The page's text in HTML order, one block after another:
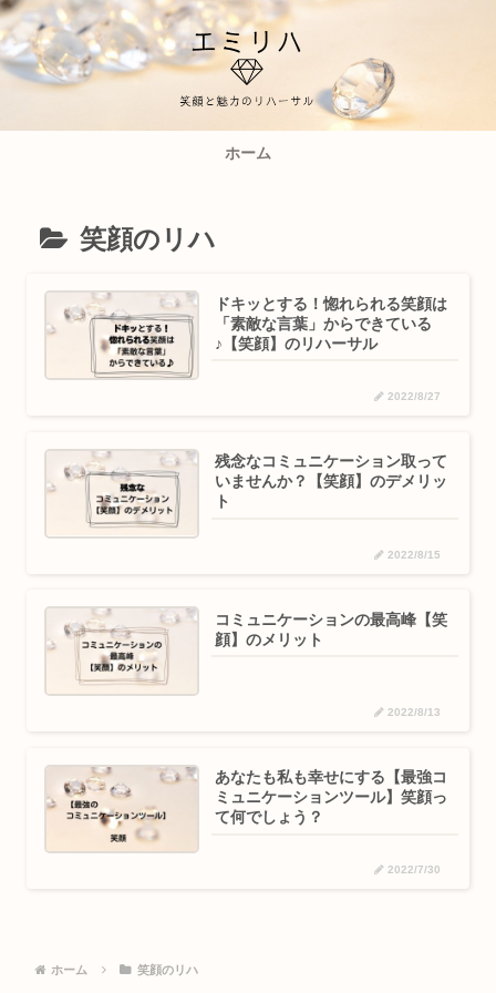
ホーム
笑顔のリハ
ドキッとする！惚れられる笑顔は
「素敵な言葉」からできている
♪【笑顔】のリハーサル
2022/8/27
残念なコミュニケーション取って
いませんか？【笑顔】のデメリッ
ト
2022/8/15
コミュニケーションの最高峰【笑
顔】のメリット
2022/8/13
あなたも私も幸せにする【最強コ
ミュニケーションツール】笑顔っ
て何でしょう？
2022/7/30
ホーム 笑顔のリハ